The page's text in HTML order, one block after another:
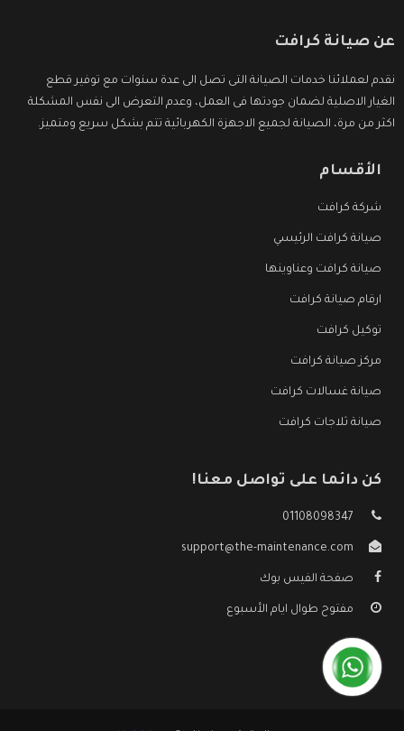
عن صيانة كرافت
نقدم لعملائنا خدمات الصيانة التى تصل الى عدة سنوات مع توفير قطع
الغيار الاصلية لضمان جودتها فى العمل، وعدم التعرض الى نفس المشكلة
اكثر من مرة، الصيانة لجميع الاجهزة الكهربائية تتم بشكل سريع ومتميز.
الأقسام
شركة كرافت
صيانة كرافت الرئيسي
صيانة كرافت وعناوينها
ارقام صيانة كرافت
توكيل كرافت
مركز صيانة كرافت
صيانة غسالات كرافت
صيانة ثلاجات كرافت
كن دائما على تواصل معنا!
01108098347
support@the-maintenance.com
صفحة الفيس بوك
مفتوح طوال ايام الأسبوع